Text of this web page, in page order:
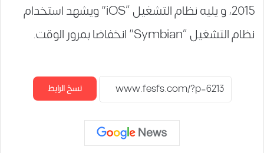
2015، و يليه نظام التشغيل “iOS” ويشهد استخدام
نظام التشغيل “Symbian” انخفاضا بمرور الوقت.
نسخ الرابط